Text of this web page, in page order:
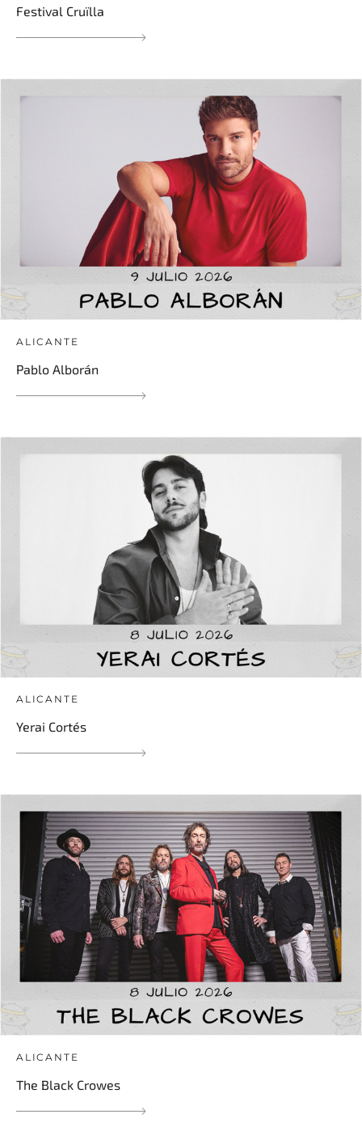
Festival Cruïlla
ALICANTE
Pablo Alborán
ALICANTE
Yerai Cortés
ALICANTE
The Black Crowes